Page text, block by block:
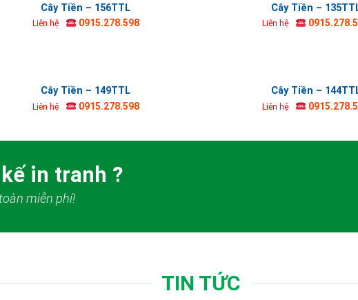
Cây Tiền – 156TTL
Liên hệ 0915.278.598
Cây Tiền –
Liên hệ
Cây Tiền – 149TTL
Liên hệ 0915.278.598
Cây Tiền –
Liên hệ
in tranh ?
miễn phí!
TIN TỨC